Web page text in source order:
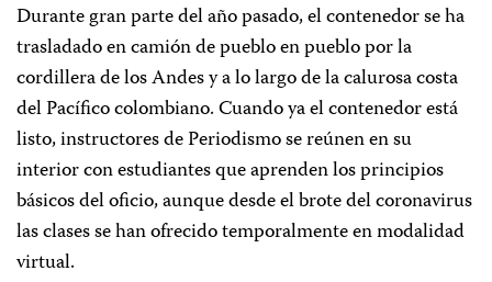
Durante gran parte del año pasado, el contenedor se ha
trasladado en camión de pueblo en pueblo por la
cordillera de los Andes y a lo largo de la calurosa costa
del Pacífico colombiano. Cuando ya el contenedor está
listo, instructores de Periodismo se reúnen en su
interior con estudiantes que aprenden los principios
básicos del oficio, aunque desde el brote del coronavirus
las clases se han ofrecido temporalmente en modalidad
virtual.